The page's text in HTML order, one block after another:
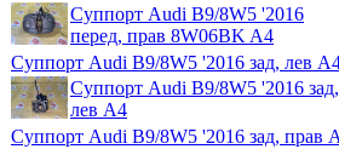
Суппорт Audi B9/8W5 '2016
перед, прав 8W06BK A4
Суппорт Audi B9/8W5 '2016 зад, лев
Суппорт Audi B9/8W5 '2016 зад,
лев A4
Суппорт Audi B9/8W5 '2016 зад, прав